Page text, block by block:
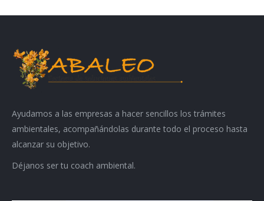
Ayudamos a las empresas a hacer sencillos los trámites
ambientales, acompañándolas durante todo el proceso hasta
alcanzar su objetivo.
Déjanos ser tu coach ambiental.